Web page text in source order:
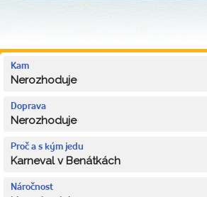
Kam
Nerozhoduje
Doprava
Nerozhoduje
Proč a s kým jedu
Karneval v Benátkách
Náročnost